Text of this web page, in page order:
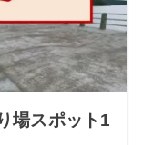
場スポット1